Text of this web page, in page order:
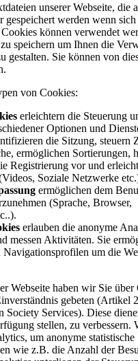
unserer Webseite, die
werden wenn
können verwendet
speichern um Ihnen die
gestalten. Sie können von
von Cookies:
erleichtern die Steuerung
Optionen und
die Sitzung, steuern
ermöglichen Sortierungen,
Registrierung vor und
Soziale Netzwerke
ermöglichen dem
(Sprache, Browser,
erlauben die anonyme
messen Aktivitäten. Sie
um die
Webseite haben wir Sie über
gebeten (Artikel
Society Services). Diese
stellen, zu verbessern.
um anonyme statistische
wie z.B. die Anzahl der